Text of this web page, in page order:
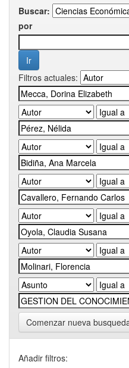
Buscar:
por
Filtros actuales:
Comenzar nueva
Añadir filtros: